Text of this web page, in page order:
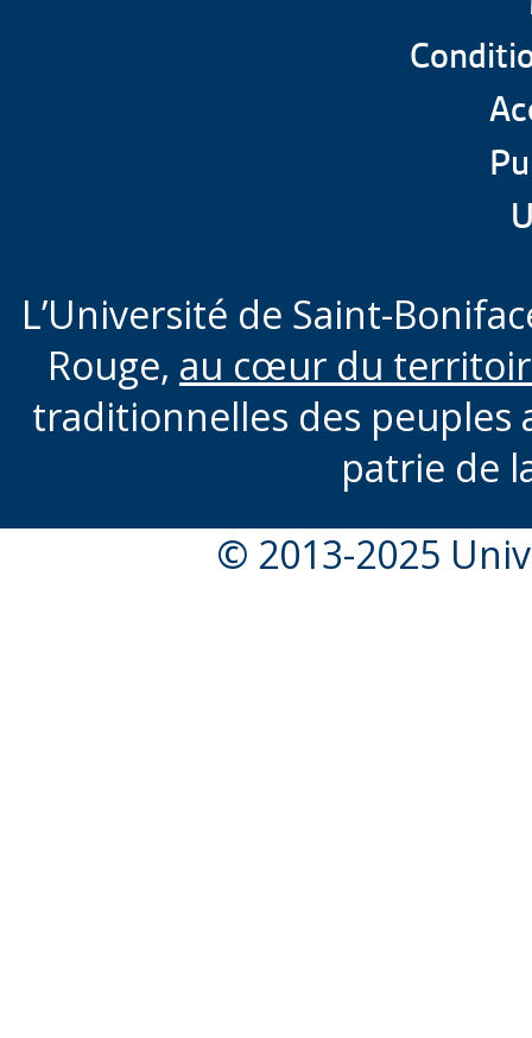
L’Université de Saint-
Rouge, au cœur du
traditionnelles des peuples
patrie de
© 2013-2025